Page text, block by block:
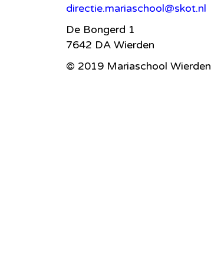
directie.mariaschool@skot.nl
De Bongerd 1
7642 DA Wierden
© 2019 Mariaschool Wierden